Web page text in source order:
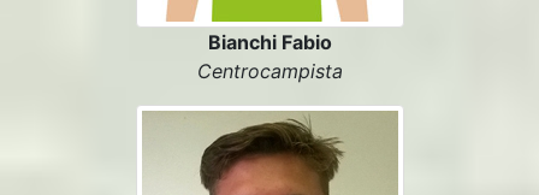
Bianchi Fabio
Centrocampista